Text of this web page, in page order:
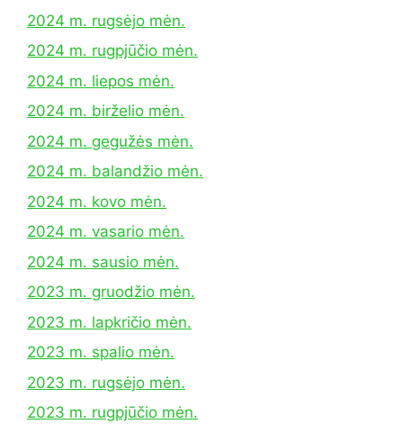
2024 m. rugsėjo mėn.
2024 m. rugpjūčio mėn.
2024 m. liepos mėn.
2024 m. birželio mėn.
2024 m. gegužės mėn.
2024 m. balandžio mėn.
2024 m. kovo mėn.
2024 m. vasario mėn.
2024 m. sausio mėn.
2023 m. gruodžio mėn.
2023 m. lapkričio mėn.
2023 m. spalio mėn.
2023 m. rugsėjo mėn.
2023 m. rugpjūčio mėn.